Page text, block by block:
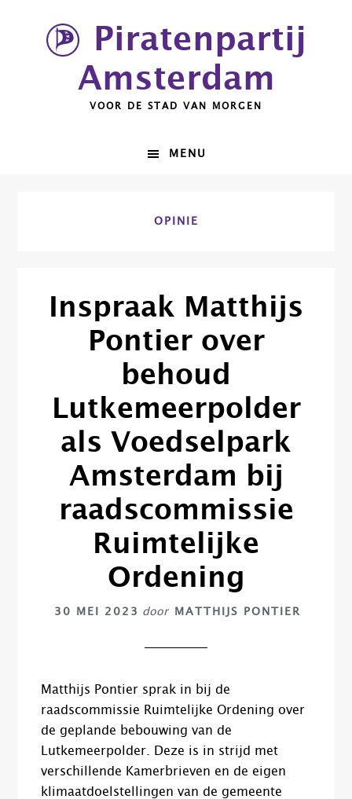
hoofdnavigatie
Piratenpartij
Amsterdam
VOOR DE STAD VAN MORGEN
MENU
OPINIE
Inspraak Matthijs
Pontier over
behoud
Lutkemeerpolder
als Voedselpark
Amsterdam bij
raadscommissie
Ruimtelijke
Ordening
30 MEI 2023 door MATTHIJS PONTIER
Matthijs Pontier sprak in bij de
raadscommissie Ruimtelijke Ordening over
de geplande bebouwing van de
Lutkemeerpolder. Deze is in strijd met
verschillende Kamerbrieven en de eigen
klimaatdoelstellingen van de gemeente